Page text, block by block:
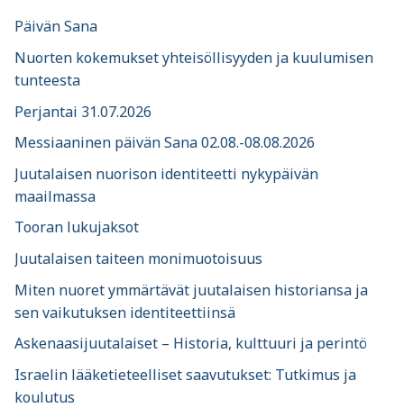
Päivän Sana
Nuorten kokemukset yhteisöllisyyden ja kuulumisen
tunteesta
Perjantai 31.07.2026
Messiaaninen päivän Sana 02.08.-08.08.2026
Juutalaisen nuorison identiteetti nykypäivän
maailmassa
Tooran lukujaksot
Juutalaisen taiteen monimuotoisuus
Miten nuoret ymmärtävät juutalaisen historiansa ja
sen vaikutuksen identiteettiinsä
Askenaasijuutalaiset – Historia, kulttuuri ja perintö
Israelin lääketieteelliset saavutukset: Tutkimus ja
koulutus